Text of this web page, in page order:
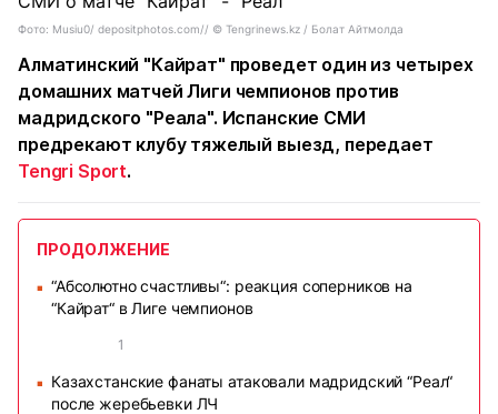
Фото: Musiu0/ depositphotos.com// ©️ Tengrinews.kz / Болат Айтмолда
Алматинский "Кайрат" проведет один из четырех
домашних матчей Лиги чемпионов против
мадридского "Реала". Испанские СМИ
предрекают клубу тяжелый выезд, передает
Tengri Sport.
ПРОДОЛЖЕНИЕ
■
“Абсолютно счастливы“: реакция соперников на
“Кайрат“ в Лиге чемпионов
1
■
Казахстанские фанаты атаковали мадридский “Реал“
после жеребьевки ЛЧ